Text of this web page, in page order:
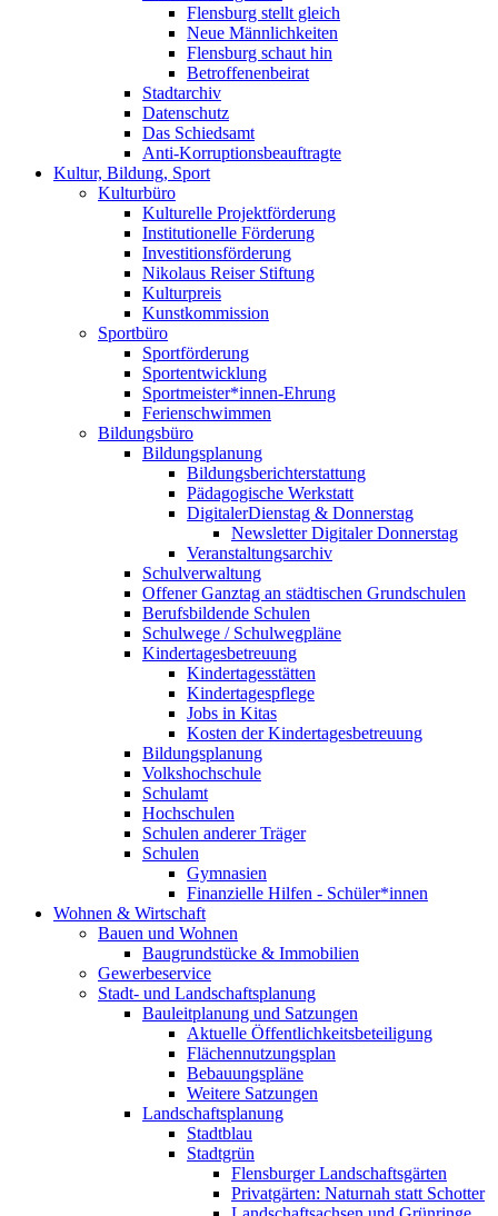
Flensburg stellt gleich
Neue Männlichkeiten
Flensburg schaut hin
Betroffenenbeirat
Stadtarchiv
Datenschutz
Das Schiedsamt
Anti-Korruptionsbeauftragte
Kultur, Bildung, Sport
Kulturbüro
Kulturelle Projektförderung
Institutionelle Förderung
Investitionsförderung
Nikolaus Reiser Stiftung
Kulturpreis
Kunstkommission
Sportbüro
Sportförderung
Sportentwicklung
Sportmeister*innen-Ehrung
Ferienschwimmen
Bildungsbüro
Bildungsplanung
Bildungsberichterstattung
Pädagogische Werkstatt
DigitalerDienstag & Donnerstag
Newsletter Digitaler Donnerstag
Veranstaltungsarchiv
Schulverwaltung
Offener Ganztag an städtischen Grundschulen
Berufsbildende Schulen
Schulwege / Schulwegpläne
Kindertagesbetreuung
Kindertagesstätten
Kindertagespflege
Jobs in Kitas
Kosten der Kindertagesbetreuung
Bildungsplanung
Volkshochschule
Schulamt
Hochschulen
Schulen anderer Träger
Schulen
Gymnasien
Finanzielle Hilfen - Schüler*innen
Wohnen & Wirtschaft
Bauen und Wohnen
Baugrundstücke & Immobilien
Gewerbeservice
Stadt- und Landschaftsplanung
Bauleitplanung und Satzungen
Aktuelle Öffentlichkeitsbeteiligung
Flächennutzungsplan
Bebauungspläne
Weitere Satzungen
Landschaftsplanung
Stadtblau
Stadtgrün
Flensburger Landschaftsgärten
Privatgärten: Naturnah statt Schotter